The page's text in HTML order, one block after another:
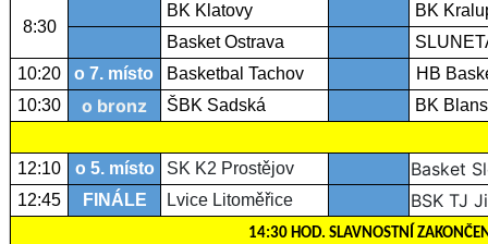
8:30
BK Klatovy
BK
Basket Ostrava
10:20
o 7. místo Basketbal Tachov
HB
10:30
o bronz ŠBK Sadská BK
12:10 o 5. místo SK K2 Prostějov Basket
12:45 FINÁLE Lvice Litoměřice BSK TJ
14:30 HOD. SLAVNOSTNÍ